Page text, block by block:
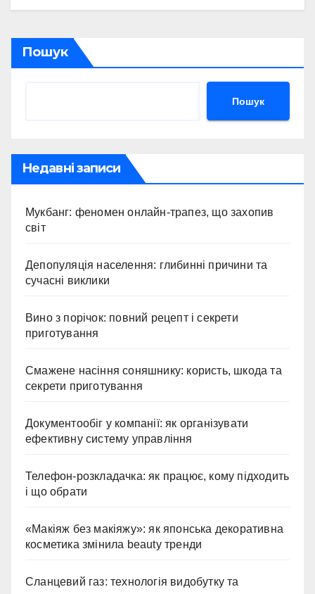
Пошук
Пошук
Недавні записи
Мукбанг: феномен онлайн-трапез, що захопив
світ
Депопуляція населення: глибинні причини та
сучасні виклики
Вино з порічок: повний рецепт і секрети
приготування
Смажене насіння соняшнику: користь, шкода та
секрети приготування
Документообіг у компанії: як організувати
ефективну систему управління
Телефон-розкладачка: як працює, кому підходить
і що обрати
«Макіяж без макіяжу»: як японська декоративна
косметика змінила beauty тренди
Сланцевий газ: технологія видобутку та